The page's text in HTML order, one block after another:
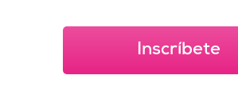
Inscríbete